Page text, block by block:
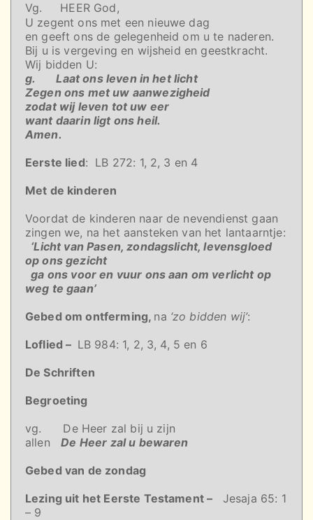
Vg. HEER God,
U zegent ons met een nieuwe dag
en geeft ons de gelegenheid om u te naderen.
Bij u is vergeving en wijsheid en geestkracht.
Wij bidden U:
g. Laat ons leven in het licht
Zegen ons met uw aanwezigheid
zodat wij leven tot uw eer
want daarin ligt ons heil.
Amen.
Eerste lied: LB 272: 1, 2, 3 en 4
Met de kinderen
Voordat de kinderen naar de nevendienst gaan
zingen we, na het aansteken van het lantaarntje:
‘Licht van Pasen, zondagslicht, levensgloed
op ons gezicht
ga ons voor en vuur ons aan om verlicht op
weg te gaan’
Gebed om ontferming, na ‘zo bidden wij’:
Loflied – LB 984: 1, 2, 3, 4, 5 en 6
De Schriften
Begroeting
vg. De Heer zal bij u zijn
allenDe Heer zal u bewaren
Gebed van de zondag
Lezing uit het Eerste Testament –
Jesaja 65: 1
– 9